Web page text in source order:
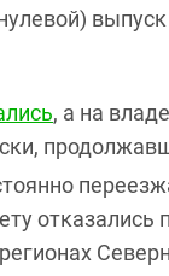
выпуск
, а на
отказались